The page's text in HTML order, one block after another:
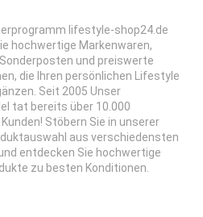
lifestyle-shop24.de
hochwertige Markenwaren,
und preiswerte
die Ihren persönlichen Lifestyle
Seit 2005 Unser
tat bereits über 10.000
Stöbern Sie in unserer
aus verschiedensten
entdecken Sie hochwertige
zu besten Konditionen.